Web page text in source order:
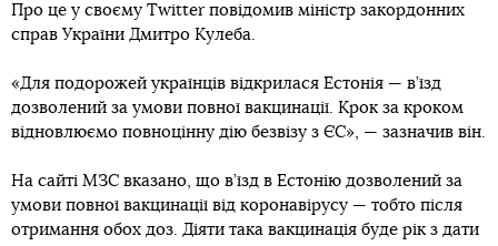
Про це у своєму Twitter повідомив міністр закордонних
справ України Дмитро Кулеба.
«Для подорожей українців відкрилася Естонія — в’їзд
дозволений за умови повної вакцинації. Крок за кроком
відновлюємо повноцінну дію безвізу з ЄС», — зазначив він.
На сайті МЗС вказано, що в’їзд в Естонію дозволений за
умови повної вакцинації від коронавірусу — тобто після
отримання обох доз. Діяти така вакцинація буде рік з дати